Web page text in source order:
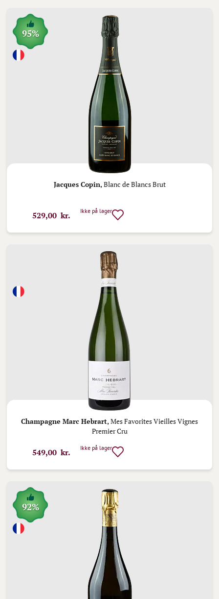
95%
Jacques Copin,Blanc de Blancs Brut
529,00 kr. Ikke på lager
Champagne Marc Hebrart, Mes Favorites Vieilles Vignes
Premier Cru
549,00 kr. Ikke på lager
92%